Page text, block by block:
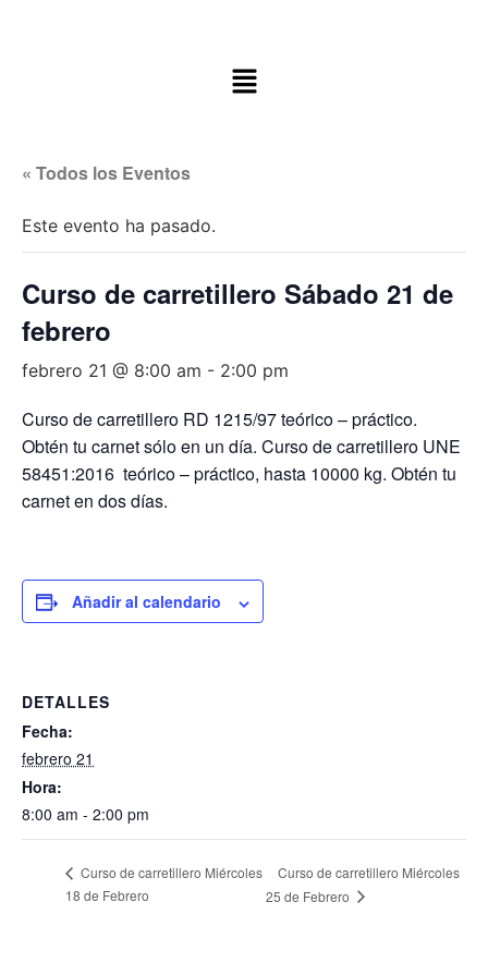
« Todos los Eventos
Este evento ha pasado.
Curso de carretillero Sábado 21 de
febrero
febrero 21 @ 8:00 am - 2:00 pm
Curso de carretillero RD 1215/97 teórico – práctico.
Obtén tu carnet sólo en un día. Curso de carretillero UNE
58451:2016 teórico – práctico, hasta 10000 kg. Obtén tu
carnet en dos días.
Añadir al calendario
DETALLES
Fecha:
febrero 21
Hora:
8:00 am - 2:00 pm
Curso de carretillero Miércoles
18 de Febrero
Curso de carretillero Miércoles
25 de Febrero